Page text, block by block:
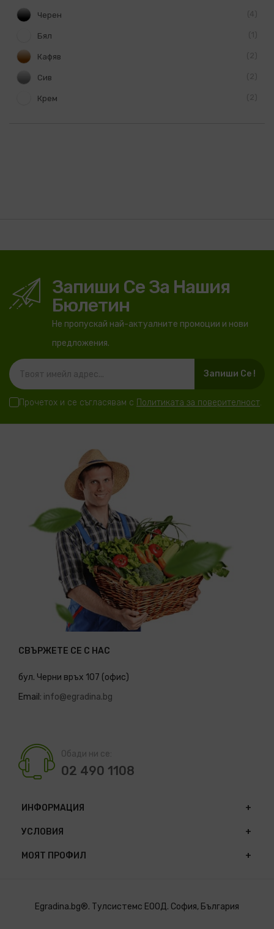
Черен
Бял
Кафяв
Сив
Крем
Запиши Се За Нашия
Бюлетин
Не пропускай най-актуалните промоции и нови
предложения.
Запиши Се !
Прочетох и се съгласявам с Политиката за поверителност.
СВЪРЖЕТЕ СЕ С НАС
бул. Черни връх 107 (офис)
Email: info@egradina.bg
Обади ни се:
02 490 1108
ИНФОРМАЦИЯ
УСЛОВИЯ
МОЯТ ПРОФИЛ
Egradina.bg®. Тулсистемс ЕООД. София, България